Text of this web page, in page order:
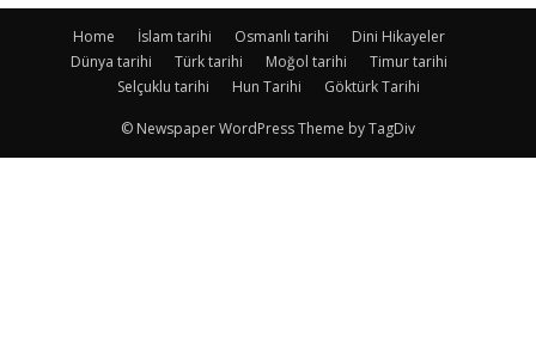
Home İslam tarihi Osmanlı tarihi
Dini Hikayeler
Dünya tarihi
Türk tarihi Moğol tarihi
Timur tarihi
Selçuklu tarihi
Hun Tarihi Göktürk Tarihi
© Newspaper WordPress Theme by TagDiv